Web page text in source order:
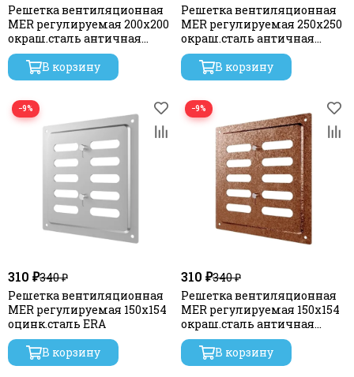
Решетка вентиляционная
MER регулируемая 200х200
окраш.сталь античная
медь ERA
В корзину
Решетка вентиляционная
MER регулируемая 250х250
окраш.сталь античная
медь ERA
В корзину
−9%
310 ₽340 ₽
Решетка вентиляционная
MER регулируемая 150x154
оцинк.сталь ERA
В корзину
−9%
310 ₽340 ₽
Решетка вентиляционная
MER регулируемая 150x154
окраш.сталь античная
медь ERA
В корзину